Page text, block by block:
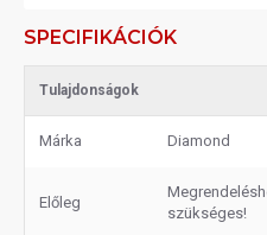
SPECIFIKÁCIÓK
Tulajdonságok
Márka Diamond
Előleg
szükséges!